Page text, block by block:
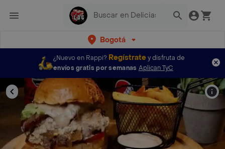
Bogotá
¿Nuevo en Rappi? Regístratey disfruta de
envíos gratis por semanas Aplican TyC